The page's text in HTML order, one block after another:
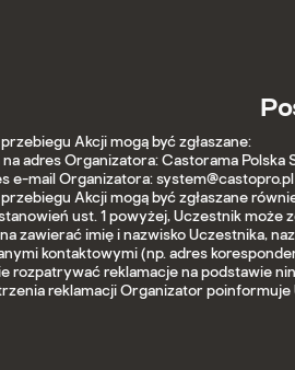
Akcji mogą być zgłaszane:
adres Organizatora: Castorama Polska
e-mail Organizatora:
Akcji mogą być zgłaszane
ust. 1 powyżej, Uczestnik może
zawierać imię i nazwisko Uczestnika,
kontaktowymi (np. adres
rozpatrywać reklamacje na podstawie
reklamacji Organizator